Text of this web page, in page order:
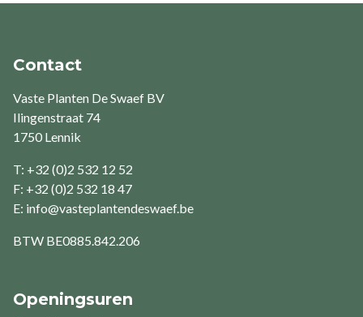
Contact
Vaste Planten De Swaef BV
Ilingenstraat 74
1750 Lennik
T: +32 (0)2 532 12 52
F: +32 (0)2 532 18 47
E: info@vasteplantendeswaef.be
BTW BE0885.842.206
Openingsuren